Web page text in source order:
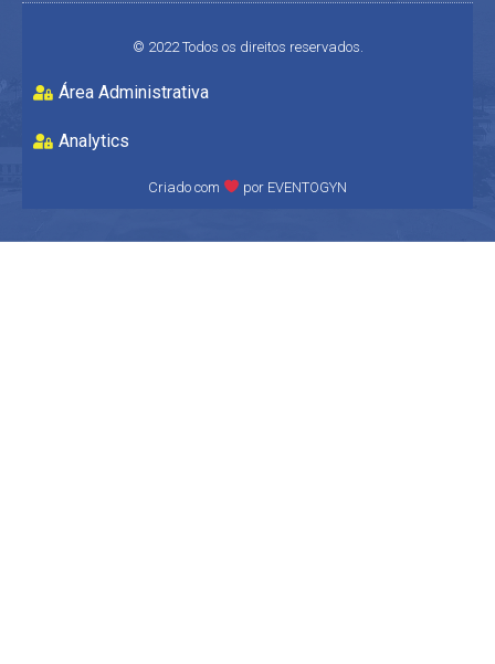
© 2022 Todos os direitos reservados.
Área Administrativa
Analytics
Criado com por EVENTOGYN